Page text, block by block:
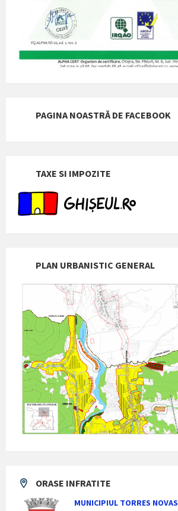
PAGINA NOASTRĂ DE FACEBOOK
TAXE SI IMPOZITE
PLAN URBANISTIC GENERAL
ORASE INFRATITE
MUNICIPIUL TORRES NOVAS